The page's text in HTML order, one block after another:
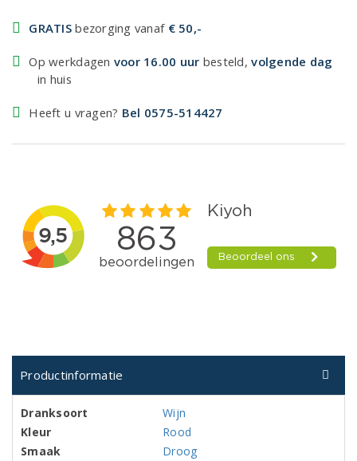
GRATIS bezorging vanaf € 50,-
Op werkdagen voor 16.00 uur besteld,volgende dag
in huis
Heeft u vragen? Bel 0575-514427
Productinformatie
Dranksoort
Wijn
Kleur
Rood
Smaak
Droog